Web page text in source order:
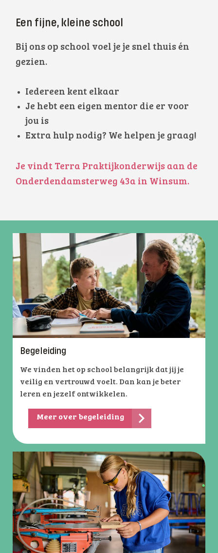
Een fijne, kleine school
Bij ons op school voel je je snel thuis én
gezien.
Iedereen kent elkaar
Je hebt een eigen mentor die er voor
jou is
Extra hulp nodig? We helpen je graag!
Je vindt Terra Praktijkonderwijs aan de
Onderdendamsterweg 43a in Winsum.
Begeleiding
We vinden het op school belangrijk dat jij je
veilig en vertrouwd voelt. Dan kan je beter
leren en jezelf ontwikkelen.
Meer over begeleiding